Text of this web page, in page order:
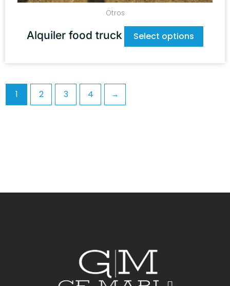
Otros
Alquiler food truck Select options
1 2 3 4 →